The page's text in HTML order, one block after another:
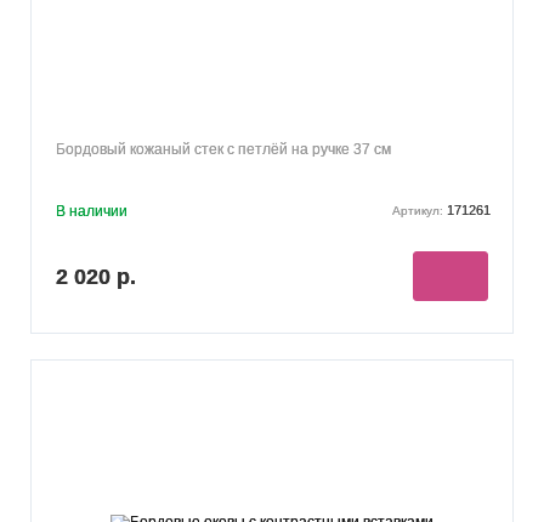
Бордовый кожаный стек с петлёй на ручке 37 см
В наличии Артикул: 171261
2 020 р.